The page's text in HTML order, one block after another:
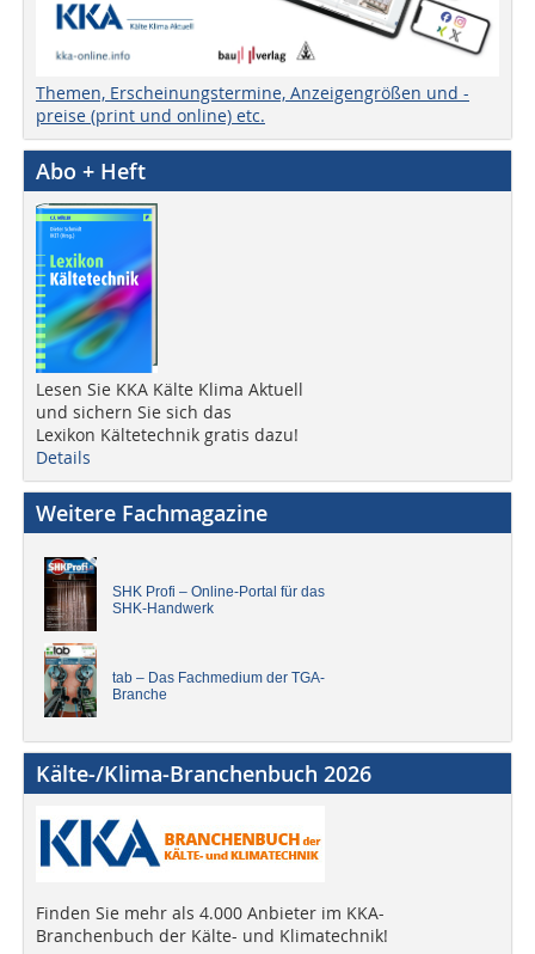
Themen, Erscheinungstermine, Anzeigengrößen und -
preise (print und online) etc.
Abo + Heft
Lesen Sie KKA Kälte Klima Aktuell
und sichern Sie sich das
Lexikon Kältetechnik gratis dazu!
Details
Weitere Fachmagazine
SHK Profi – Online-Portal für das
SHK-Handwerk
tab – Das Fachmedium der TGA-
Branche
Kälte-/Klima-Branchenbuch 2026
Finden Sie mehr als 4.000 Anbieter im KKA-
Branchenbuch der Kälte- und Klimatechnik!